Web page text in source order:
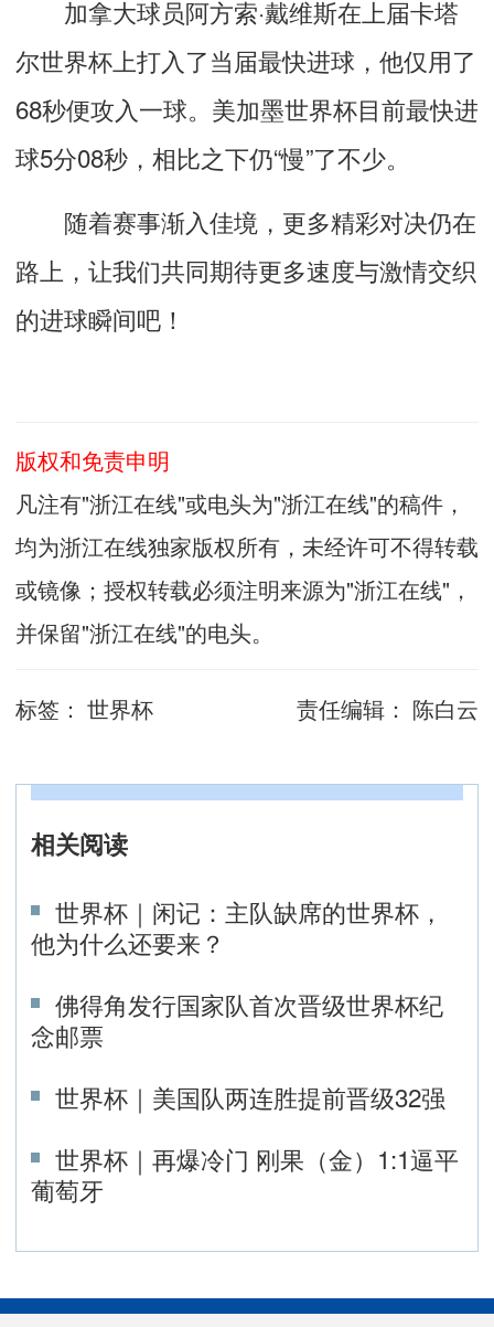
加拿大球员阿方索·戴维斯在上届卡塔
尔世界杯上打入了当届最快进球，他仅用了
68秒便攻入一球。美加墨世界杯目前最快进
球5分08秒，相比之下仍“慢”了不少。
随着赛事渐入佳境，更多精彩对决仍在
路上，让我们共同期待更多速度与激情交织
的进球瞬间吧！
版权和免责申明
凡注有"浙江在线"或电头为"浙江在线"的稿件，
均为浙江在线独家版权所有，未经许可不得转载
或镜像；授权转载必须注明来源为"浙江在线"，
并保留"浙江在线"的电头。
标签： 世界杯 责任编辑： 陈白云
相关阅读
世界杯｜闲记：主队缺席的世界杯，
他为什么还要来？
佛得角发行国家队首次晋级世界杯纪
念邮票
世界杯｜美国队两连胜提前晋级32强
世界杯｜再爆冷门 刚果（金）1:1逼平
葡萄牙